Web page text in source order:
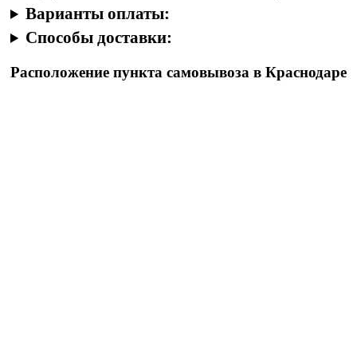
Варианты оплаты:
Способы доставки:
Расположение пункта самовывоза в Краснодаре